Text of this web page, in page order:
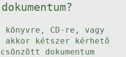
könyvre, CD-re, vagy
akkor kétszer kérhető
dokumentum